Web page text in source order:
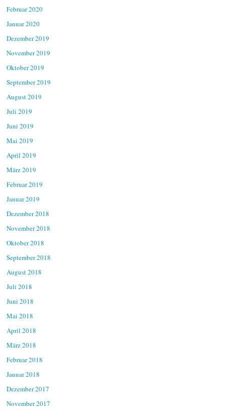
Februar 2020
Januar 2020
Dezember 2019
November 2019
Oktober 2019
September 2019
August 2019
Juli 2019
Juni 2019
Mai 2019
April 2019
März 2019
Februar 2019
Januar 2019
Dezember 2018
November 2018
Oktober 2018
September 2018
August 2018
Juli 2018
Juni 2018
Mai 2018
April 2018
März 2018
Februar 2018
Januar 2018
Dezember 2017
November 2017